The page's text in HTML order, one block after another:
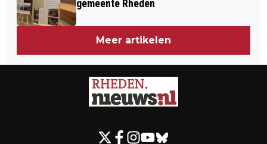
gemeente Rheden
Meer artikelen